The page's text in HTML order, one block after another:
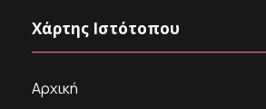
Χάρτης Ιστότοπου
Αρχική